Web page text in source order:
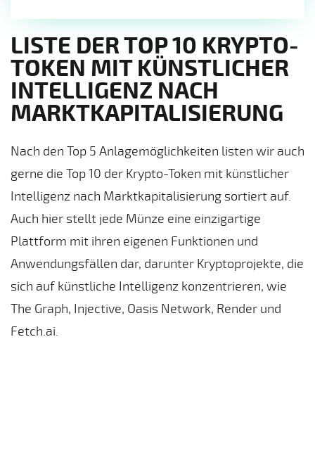
LISTE DER TOP 10 KRYPTO-
TOKEN MIT KÜNSTLICHER
INTELLIGENZ NACH
MARKTKAPITALISIERUNG
Nach den Top 5 Anlagemöglichkeiten listen wir auch
gerne die Top 10 der Krypto-Token mit künstlicher
Intelligenz nach Marktkapitalisierung sortiert auf.
Auch hier stellt jede Münze eine einzigartige
Plattform mit ihren eigenen Funktionen und
Anwendungsfällen dar, darunter Kryptoprojekte, die
sich auf künstliche Intelligenz konzentrieren, wie
The Graph, Injective, Oasis Network, Render und
Fetch.ai.